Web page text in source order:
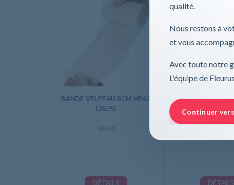
qualité.
Nous restons à
et vous
Avec toute notre
L'équipe de
Continuer
BANDE VELPEAU 8CM HEKA
CREPE
HEKA
DÉTAILS
BANDE VELPEAU
DÉTAILS